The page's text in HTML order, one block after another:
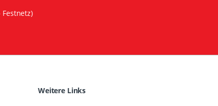
Festnetz)
Weitere Links